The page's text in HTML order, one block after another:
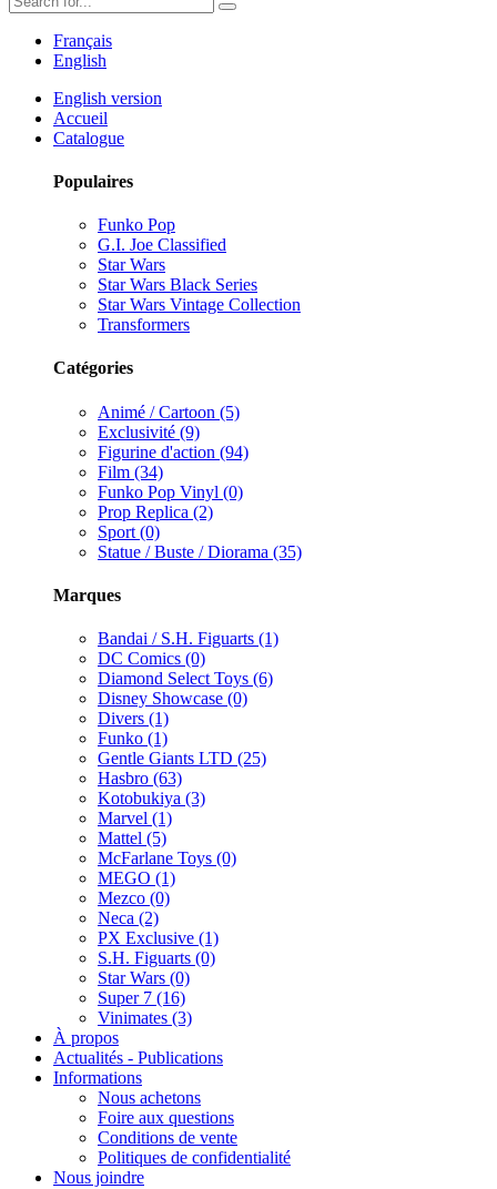
Français
English
English version
Accueil
Catalogue
Populaires
Funko Pop
G.I. Joe Classified
Star Wars
Star Wars Black Series
Star Wars Vintage Collection
Transformers
Catégories
Animé / Cartoon (5)
Exclusivité (9)
Figurine d'action (94)
Film (34)
Funko Pop Vinyl (0)
Prop Replica (2)
Sport (0)
Statue / Buste / Diorama (35)
Marques
Bandai / S.H. Figuarts (1)
DC Comics (0)
Diamond Select Toys (6)
Disney Showcase (0)
Divers (1)
Funko (1)
Gentle Giants LTD (25)
Hasbro (63)
Kotobukiya (3)
Marvel (1)
Mattel (5)
McFarlane Toys (0)
MEGO (1)
Mezco (0)
Neca (2)
PX Exclusive (1)
S.H. Figuarts (0)
Star Wars (0)
Super 7 (16)
Vinimates (3)
À propos
Actualités - Publications
Informations
Nous achetons
Foire aux questions
Conditions de vente
Politiques de confidentialité
Nous joindre